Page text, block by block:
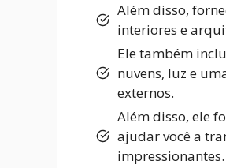
Além disso,
interiores e
Ele também
nuvens, luz e
externos.
Além disso, ele
ajudar você a
impressionantes.